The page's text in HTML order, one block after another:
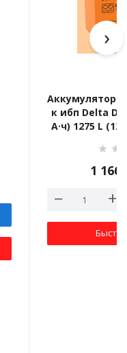
к ибп Delta
А·ч) 1275 L
1
›